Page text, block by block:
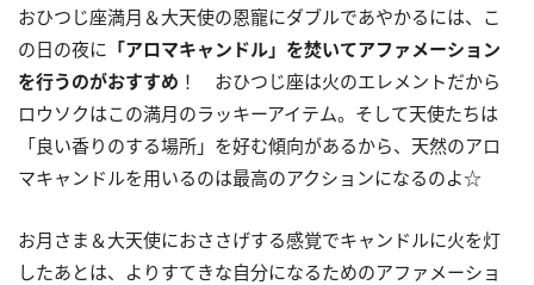
おひつじ座満月＆大天使の恩寵にダブルであやかるには、こ
の日の夜に 「アロマキャンドル」を焚いてアファメーション
を行うのがおすすめ ！ おひつじ座は火のエレメントだから
ロウソクはこの満月のラッキーアイテム。そして天使たちは
「良い香りのする場所」を好む傾向があるから、天然のアロ
マキャンドルを用いるのは最高のアクションになるのよ☆
お月さま＆大天使におささげする感覚でキャンドルに火を灯
したあとは、よりすてきな自分になるためのアファメーショ